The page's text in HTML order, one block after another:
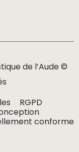
de l’Aude ©
RGPD
conforme